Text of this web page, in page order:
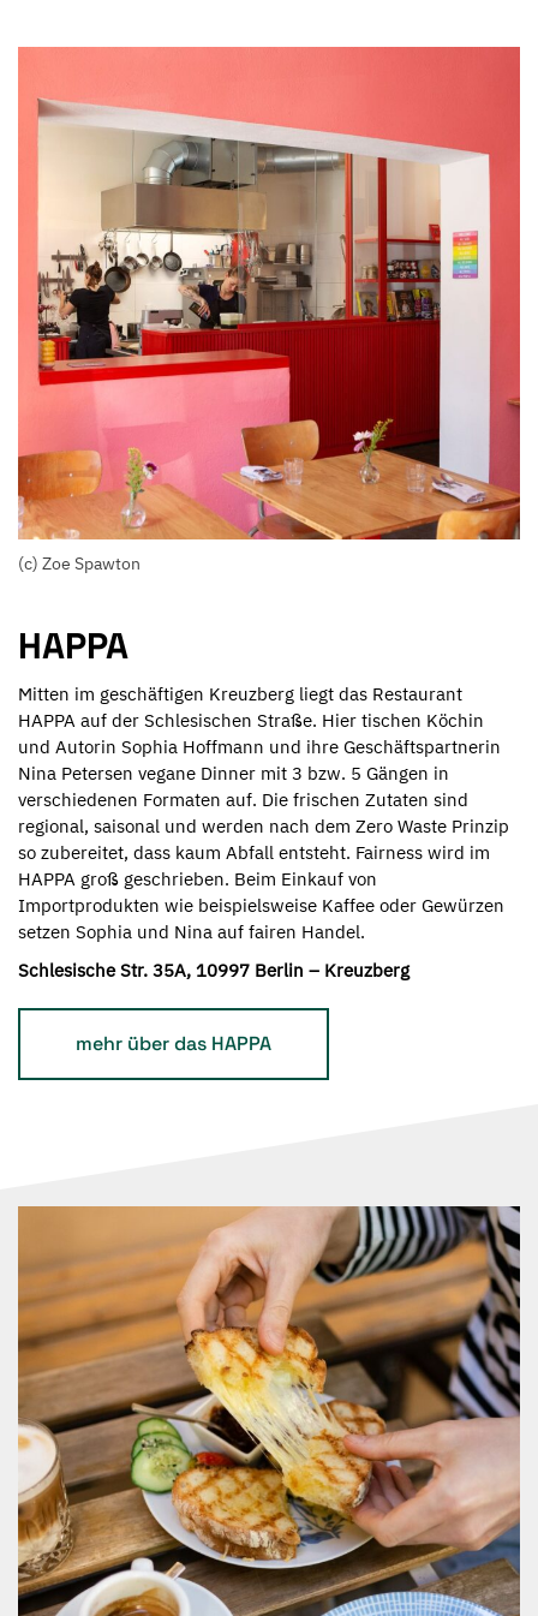
(c) Zoe Spawton
HAPPA
Mitten im geschäftigen Kreuzberg liegt das Restaurant
HAPPA auf der Schlesischen Straße. Hier tischen Köchin
und Autorin Sophia Hoffmann und ihre Geschäftspartnerin
Nina Petersen vegane Dinner mit 3 bzw. 5 Gängen in
verschiedenen Formaten auf. Die frischen Zutaten sind
regional, saisonal und werden nach dem Zero Waste Prinzip
so zubereitet, dass kaum Abfall entsteht. Fairness wird im
HAPPA groß geschrieben. Beim Einkauf von
Importprodukten wie beispielsweise Kaffee oder Gewürzen
setzen Sophia und Nina auf fairen Handel.
Schlesische Str. 35A, 10997 Berlin – Kreuzberg
mehr über das HAPPA